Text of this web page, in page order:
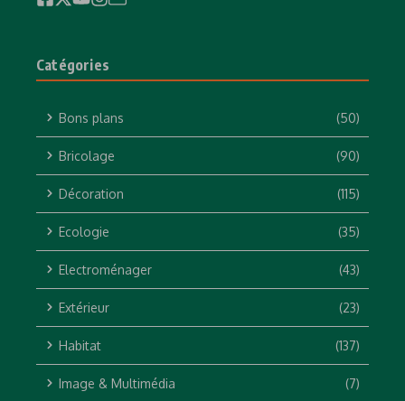
Catégories
Bons plans (50)
Bricolage (90)
Décoration (115)
Ecologie (35)
Electroménager (43)
Extérieur (23)
Habitat (137)
Image & Multimédia (7)